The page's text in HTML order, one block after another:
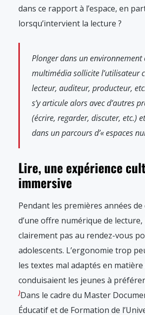
dans ce rapport à l’espace, en
lorsqu’intervient la lecture ?
Plonger dans un
multimédia sollicite l’utilisateur
lecteur, auditeur, producteur,
s’y articule alors avec d’autres
(écrire, regarder, discuter, etc.)
dans un parcours d’« espaces
Lire, une expérience
immersive
Pendant les premières années
d’une offre numérique de lecture,
clairement pas au rendez-vous
adolescents. L’ergonomie trop
les textes mal adaptés en
conduisaient les jeunes à
Dans le cadre du Master
Éducatif et de Formation de